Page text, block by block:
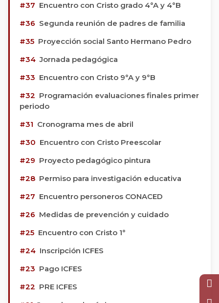
#37 Encuentro con Cristo grado 4°A y 4°B
#36 Segunda reunión de padres de familia
#35 Proyección social Santo Hermano Pedro
#34 Jornada pedagógica
#33 Encuentro con Cristo 9°A y 9°B
#32 Programación evaluaciones finales primer
periodo
#31 Cronograma mes de abril
#30 Encuentro con Cristo Preescolar
#29 Proyecto pedagógico pintura
#28 Permiso para investigación educativa
#27 Encuentro personeros CONACED
#26 Medidas de prevención y cuidado
#25 Encuentro con Cristo 1°
#24 Inscripción ICFES
#23 Pago ICFES
#22 PRE ICFES